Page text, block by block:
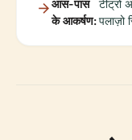
आस-पास
के आकर्षण:
टीट्रो
पलाज़ो